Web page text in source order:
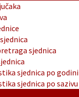
sjednica
sjednica po godini
sjednica po sazivu